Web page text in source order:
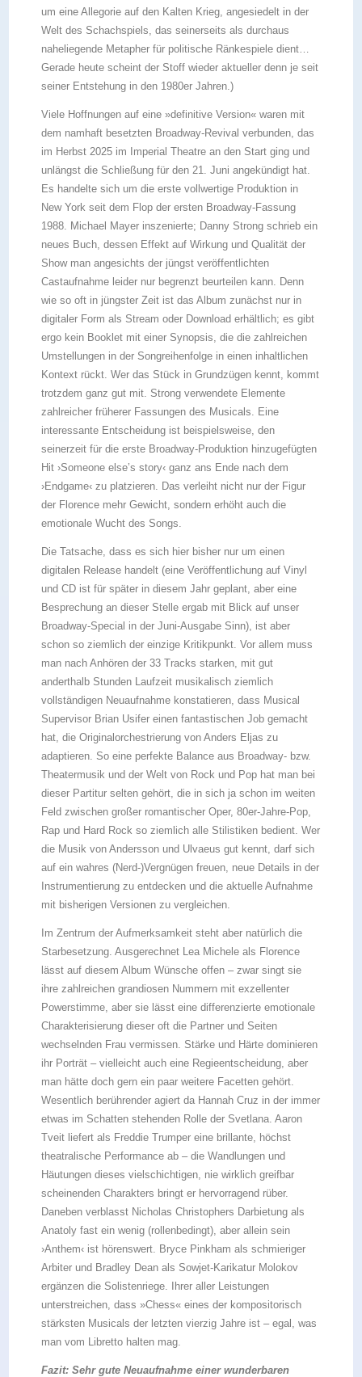
um eine Allegorie auf den Kalten Krieg, angesiedelt in der
Welt des Schachspiels, das seinerseits als durchaus
naheliegende Metapher für politische Ränkespiele dient…
Gerade heute scheint der Stoff wieder aktueller denn je seit
seiner Entstehung in den 1980er Jahren.)
Viele Hoffnungen auf eine »definitive Version« waren mit
dem namhaft besetzten Broadway-Revival verbunden, das
im Herbst 2025 im Imperial Theatre an den Start ging und
unlängst die Schließung für den 21. Juni angekündigt hat.
Es handelte sich um die erste vollwertige Produktion in
New York seit dem Flop der ersten Broadway-Fassung
1988. Michael Mayer inszenierte; Danny Strong schrieb ein
neues Buch, dessen Effekt auf Wirkung und Qualität der
Show man angesichts der jüngst veröffentlichten
Castaufnahme leider nur begrenzt beurteilen kann. Denn
wie so oft in jüngster Zeit ist das Album zunächst nur in
digitaler Form als Stream oder Download erhältlich; es gibt
ergo kein Booklet mit einer Synopsis, die die zahlreichen
Umstellungen in der Songreihenfolge in einen inhaltlichen
Kontext rückt. Wer das Stück in Grundzügen kennt, kommt
trotzdem ganz gut mit. Strong verwendete Elemente
zahlreicher früherer Fassungen des Musicals. Eine
interessante Entscheidung ist beispielsweise, den
seinerzeit für die erste Broadway-Produktion hinzugefügten
Hit ›Someone else’s story‹ ganz ans Ende nach dem
›Endgame‹ zu platzieren. Das verleiht nicht nur der Figur
der Florence mehr Gewicht, sondern erhöht auch die
emotionale Wucht des Songs.
Die Tatsache, dass es sich hier bisher nur um einen
digitalen Release handelt (eine Veröffentlichung auf Vinyl
und CD ist für später in diesem Jahr geplant, aber eine
Besprechung an dieser Stelle ergab mit Blick auf unser
Broadway-Special in der Juni-Ausgabe Sinn), ist aber
schon so ziemlich der einzige Kritikpunkt. Vor allem muss
man nach Anhören der 33 Tracks starken, mit gut
anderthalb Stunden Laufzeit musikalisch ziemlich
vollständigen Neuaufnahme konstatieren, dass Musical
Supervisor Brian Usifer einen fantastischen Job gemacht
hat, die Originalorchestrierung von Anders Eljas zu
adaptieren. So eine perfekte Balance aus Broadway- bzw.
Theatermusik und der Welt von Rock und Pop hat man bei
dieser Partitur selten gehört, die in sich ja schon im weiten
Feld zwischen großer romantischer Oper, 80er-Jahre-Pop,
Rap und Hard Rock so ziemlich alle Stilistiken bedient. Wer
die Musik von Andersson und Ulvaeus gut kennt, darf sich
auf ein wahres (Nerd-)Vergnügen freuen, neue Details in der
Instrumentierung zu entdecken und die aktuelle Aufnahme
mit bisherigen Versionen zu vergleichen.
Im Zentrum der Aufmerksamkeit steht aber natürlich die
Starbesetzung. Ausgerechnet Lea Michele als Florence
lässt auf diesem Album Wünsche offen – zwar singt sie
ihre zahlreichen grandiosen Nummern mit exzellenter
Powerstimme, aber sie lässt eine differenzierte emotionale
Charakterisierung dieser oft die Partner und Seiten
wechselnden Frau vermissen. Stärke und Härte dominieren
ihr Porträt – vielleicht auch eine Regieentscheidung, aber
man hätte doch gern ein paar weitere Facetten gehört.
Wesentlich berührender agiert da Hannah Cruz in der immer
etwas im Schatten stehenden Rolle der Svetlana. Aaron
Tveit liefert als Freddie Trumper eine brillante, höchst
theatralische Performance ab – die Wandlungen und
Häutungen dieses vielschichtigen, nie wirklich greifbar
scheinenden Charakters bringt er hervorragend rüber.
Daneben verblasst Nicholas Christophers Darbietung als
Anatoly fast ein wenig (rollenbedingt), aber allein sein
›Anthem‹ ist hörenswert. Bryce Pinkham als schmieriger
Arbiter und Bradley Dean als Sowjet-Karikatur Molokov
ergänzen die Solistenriege. Ihrer aller Leistungen
unterstreichen, dass »Chess« eines der kompositorisch
stärksten Musicals der letzten vierzig Jahre ist – egal, was
man vom Libretto halten mag.
Fazit: Sehr gute Neuaufnahme einer wunderbaren